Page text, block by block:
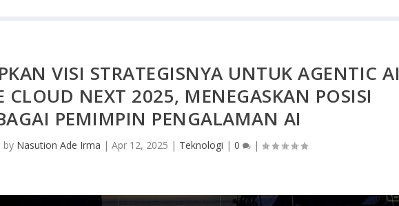
VISI STRATEGISNYA UNTUK AGENTIC AI
CLOUD NEXT 2025, MENEGASKAN POSISI
PEMIMPIN PENGALAMAN AI
by Nasution Ade Irma |Apr 12, 2025 | Teknologi |0 |